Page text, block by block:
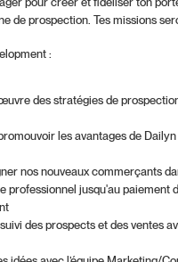
de prospection. Tes missions
:
des stratégies de
les avantages de
nos nouveaux commerçants
professionnel jusqu'au paiement
des prospects et des ventes